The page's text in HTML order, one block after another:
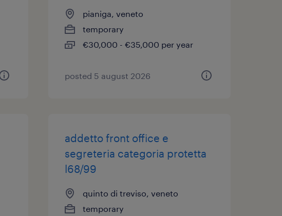
pianiga, veneto
temporary
€30,000 - €35,000 per year
posted 5 august 2026
addetto front office e
segreteria categoria protetta
l68/99
quinto di treviso, veneto
temporary